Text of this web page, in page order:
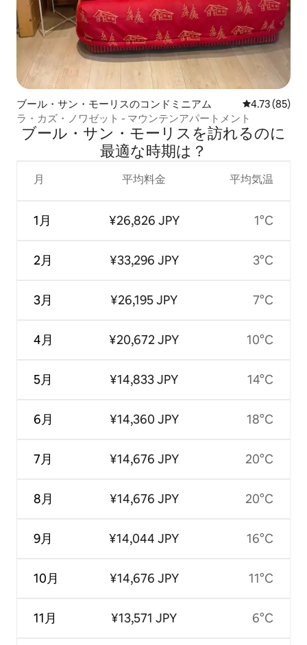
ブール・サン・モーリスのコンドミニアム レビュー85
4.73 (85)
ラ・カズ・ノワゼット - マウンテンアパートメント
ブール・サン・モーリスを訪⁠れ⁠るの⁠に
最⁠適⁠な時⁠期⁠は⁠？
月
1月
2月
3月
4月
5月
6月
7月
8月
9月
10月
11月
平均料金
¥26,826 JPY
¥33,296 JPY
¥26,195 JPY
¥20,672 JPY
¥14,833 JPY
¥14,360 JPY
¥14,676 JPY
¥14,676 JPY
¥14,044 JPY
¥14,676 JPY
¥13,571 JPY
平均気温
1°C
3°C
7°C
10°C
14°C
18°C
20°C
20°C
16°C
11°C
6°C